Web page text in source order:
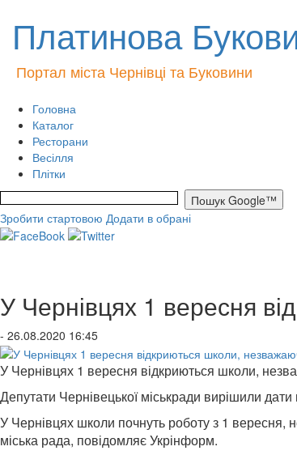
Платинова
Портал міста Чернівці та Буковини
Головна
Каталог
Ресторани
Весілля
Плітки
Зробити стартовою Додати в обрані
У Чернівцях 1 вересня
- 26.08.2020 16:45
У Чернівцях 1 вересня відкриються школи,
Депутати Чернівецької міськради вирішили
У Чернівцях школи почнуть роботу з 1 вересня,
міська рада, повідомляє Укрінформ.